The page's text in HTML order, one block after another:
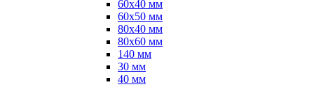
60х40 мм
60х50 мм
80х40 мм
80х60 мм
140 мм
30 мм
40 мм